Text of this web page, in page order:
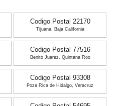
Codigo Postal 22170
Tijuana, Baja California
Codigo Postal 77516
Benito Juarez, Quintana Roo
Codigo Postal 93308
Poza Rica de Hidalgo, Veracruz